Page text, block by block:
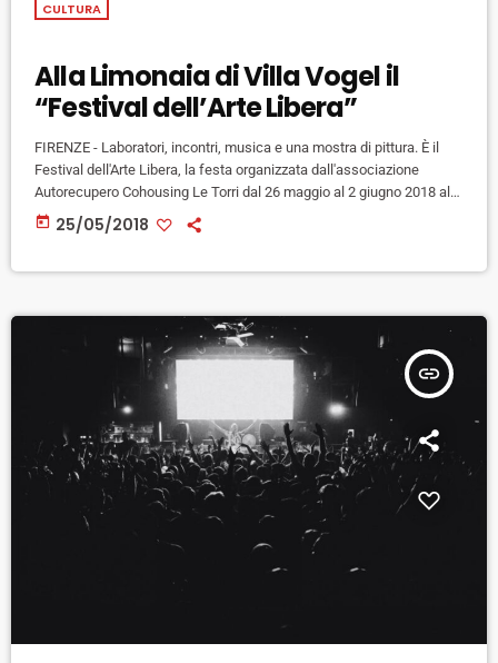
CULTURA
Alla Limonaia di Villa Vogel il
“Festival dell’Arte Libera”
FIRENZE - Laboratori, incontri, musica e una mostra di pittura. È il
Festival dell'Arte Libera, la festa organizzata dall'associazione
Autorecupero Cohousing Le Torri dal 26 maggio al 2 giugno 2018 alla
Limonaia di Villa Vogel per dare inizio alle attività future della Casa
Condivisa di Via Delle Torri, il progetto di autorecupero per la
today 25/05/2018
insert_link